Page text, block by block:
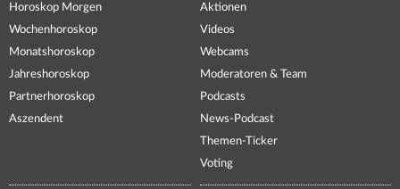
Horoskop Morgen
Wochenhoroskop
Monatshoroskop
Jahreshoroskop
Partnerhoroskop
Aszendent
Aktionen
Videos
Webcams
Moderatoren & Team
Podcasts
News-Podcast
Themen-Ticker
Voting